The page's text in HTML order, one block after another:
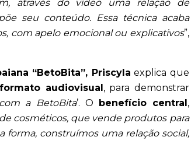
através do vídeo uma relação de
seu conteúdo. Essa técnica acaba
com apelo emocional ou explicativos”,
“BetoBita”, Priscyla explica que
formato audiovisual, para demonstrar
a BetoBita’. O benefício central,
cosméticos, que vende produtos para
forma, construímos uma relação social,